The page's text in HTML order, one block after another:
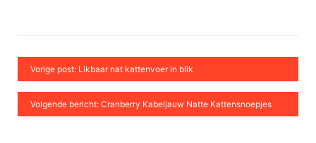
Vorige post: Likbaar nat kattenvoer in blik
Volgende bericht: Cranberry Kabeljauw Natte Kattensnoepjes